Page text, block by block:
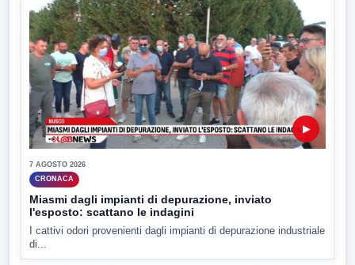
▶
7 AGOSTO 2026
CRONACA
Miasmi dagli impianti di depurazione, inviato
l'esposto: scattano le indagini
I cattivi odori provenienti dagli impianti di depurazione industriale
di...